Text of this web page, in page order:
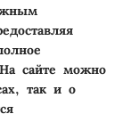
сайте можно
так и о